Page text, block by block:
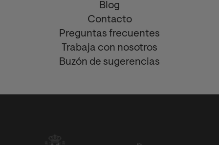
Blog
Contacto
Preguntas frecuentes
Trabaja con nosotros
Buzón de sugerencias